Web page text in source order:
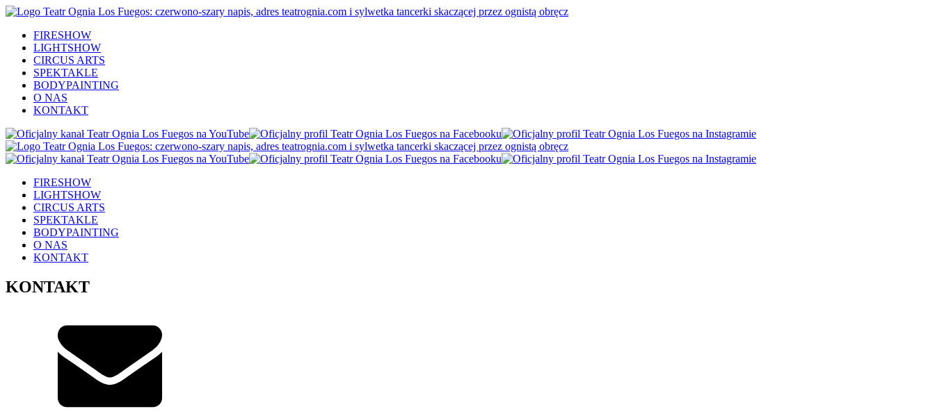
FIRESHOW
LIGHTSHOW
CIRCUS ARTS
SPEKTAKLE
BODYPAINTING
O NAS
KONTAKT
FIRESHOW
LIGHTSHOW
CIRCUS ARTS
SPEKTAKLE
BODYPAINTING
O NAS
KONTAKT
KONTAKT